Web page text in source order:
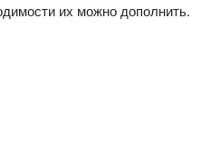
их можно дополнить.